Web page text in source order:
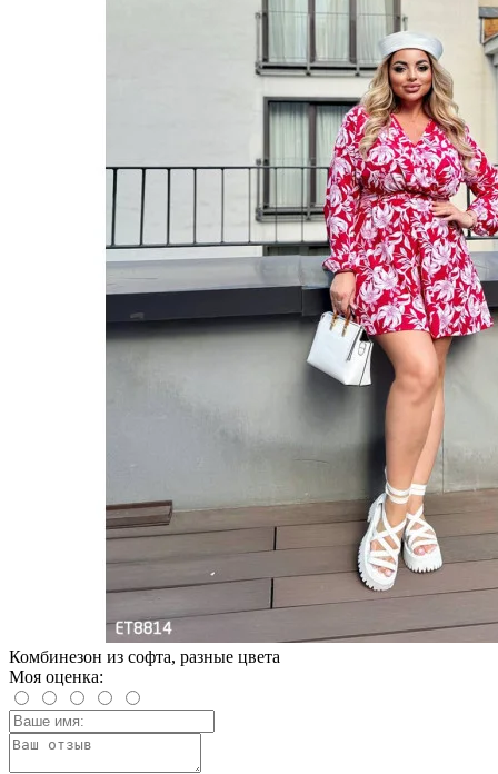
Комбинезон из софта, разные цвета
Моя оценка: